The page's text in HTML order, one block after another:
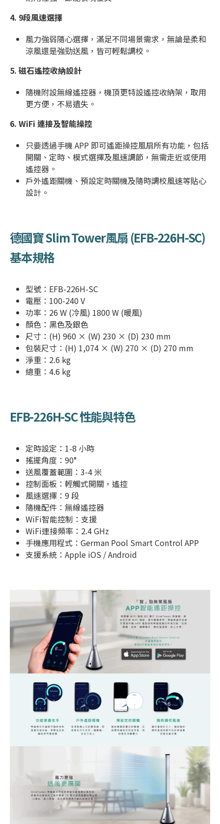
4. 9段風速選擇
風力強弱隨心選擇，滿足不同場景需求，無論是柔和
涼風還是強勁送風，皆可輕鬆調校。
5. 磁石遙控收納設計
隨機附設無線遙控器，機頂更特設遙控收納架，取用
更方便，不易遺失。
6. WiFi 連接及智能操控
只要透過手機 APP 即可遙距操控風扇所有功能，包括
開關、定時、模式選擇及風速調節，無需走近或使用
遙控器。
戶外遙距關機、預設定時關機及隨時調校風速等貼心
設計。
德國寶 Slim Tower風扇 (EFB-226H-SC)
基本規格
型號： EFB-226H-SC
電壓：100-240 V
功率：26 W (冷風) 1800 W (暖風)
顏色：黑色及銀色
尺寸：(H) 960 × (W) 230 × (D) 230 mm
包裝尺寸：(H) 1,074 × (W) 270 × (D) 270 mm
淨重：2.6 kg
總重：4.6 kg
EFB-226H-SC性能與特色
定時設定：1-8 小時
搖擺角度：90°
送風覆蓋範圍：3-4 米
控制面板：輕觸式開關，遙控
風速選擇：9 段
隨機配件：無線遙控器
WiFi智能控制：支援
WiFi連接頻率：2.4 GHz
手機應用程式：German Pool Smart Control APP
支援系統：Apple iOS / Android